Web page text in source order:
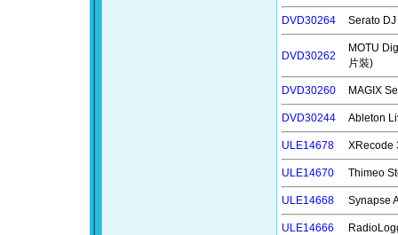
DVD30264 Serato
DVD30262
MOTU
片裝)
DVD30260 MAGIX
DVD30244 Ableton
ULE14678 XRecode
ULE14670 Thimeo
ULE14668 Synapse
ULE14666